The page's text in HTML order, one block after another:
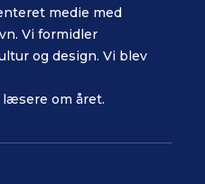
medie med
Vi formidler
og design. Vi blev
om året.